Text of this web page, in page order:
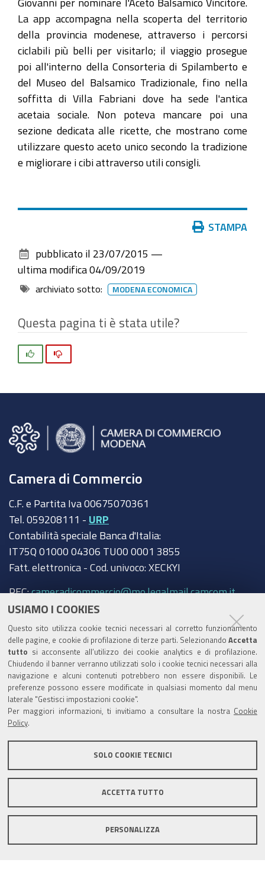
USIAMO I COOKIES
Questo sito utilizza cookie tecnici necessari al corretto funzionamento
delle pagine, e cookie di profilazione di terze parti. Selezionando Accetta
tutto si acconsente all’utilizzo dei cookie analytics e di profilazione.
Chiudendo il banner verranno utilizzati solo i cookie tecnici necessari alla
navigazione e alcuni contenuti potrebbero non essere disponibili. Le
preferenze possono essere modificate in qualsiasi momento dal menu
laterale "Gestisci impostazioni cookie".
Per maggiori informazioni, ti invitiamo a consultare la nostra Cookie
Policy
SOLO COOKIE TECNICI
ACCETTA TUTTO
PERSONALIZZA
La app accompagna nella scoperta del territorio
della provincia modenese, attraverso i percorsi
ciclabili più belli per visitarlo; il viaggio prosegue
poi all'interno della Consorteria di Spilamberto e
del Museo del Balsamico Tradizionale, fino nella
soffitta di Villa Fabriani dove ha sede l'antica
acetaia sociale. Non poteva mancare poi una
sezione dedicata alle ricette, che mostrano come
utilizzare questo aceto unico secondo la tradizione
e migliorare i cibi attraverso utili consigli.
documento
STAMPA
pubblicato il 23/07/2015 —
ultima modifica 04/09/2019
archiviato sotto: MODENA ECONOMICA
Questa pagina ti è stata utile?
Camera di Commercio
C.F. e Partita Iva 00675070361
Tel. 059208111 - URP
Contabilità speciale Banca d'Italia:
IT75Q 01000 04306 TU00 0001 3855
Fatt. elettronica - Cod. univoco: XECKYI
PEC:cameradicommercio@mo.legalmail.camcom.it
Trasparenza
Amministrazione trasparente
Albo Camerale
Pubblicità Legale
Area riservata Amministratori
Informativa generale
Informative privacy
Accessibilità
Note legali
Informativa estesa sui cookie
Social media policy